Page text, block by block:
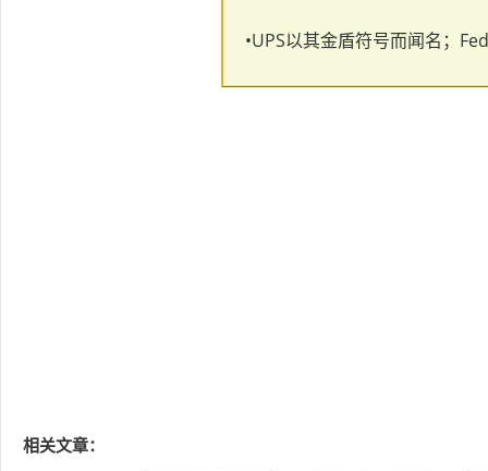
•UPS以其金盾符号而闻名；
相关文章：